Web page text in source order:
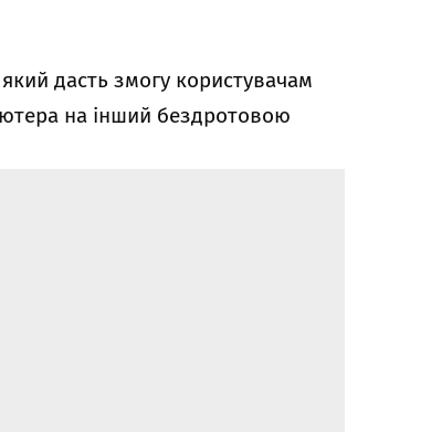
дасть змогу користувачам
на інший бездротовою